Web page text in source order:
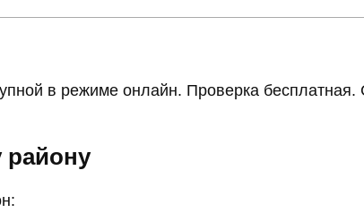
в режиме онлайн. Проверка бесплатная.
району